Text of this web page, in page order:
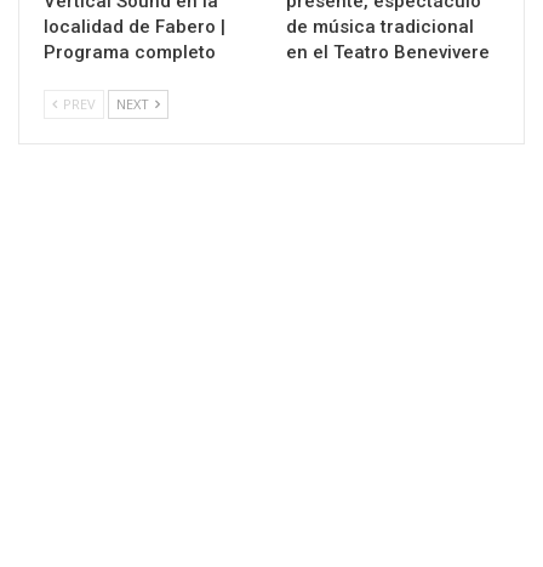
localidad de Fabero |
Programa completo
de música tradicional
en el Teatro Benevivere
PREV NEXT